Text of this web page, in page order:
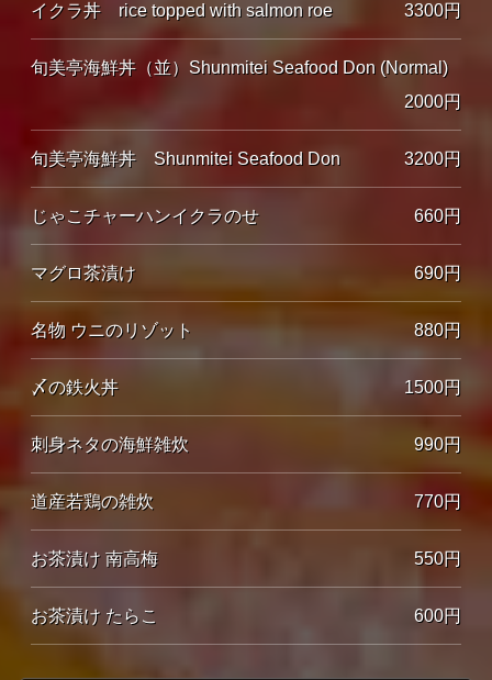
イクラ丼 rice topped with salmon roe 3300円
旬美亭海鮮丼（並）Shunmitei Seafood Don (Normal)
2000円
旬美亭海鮮丼 Shunmitei Seafood Don 3200円
じゃこチャーハンイクラのせ 660円
マグロ茶漬け 690円
名物 ウニのリゾット 880円
〆の鉄火丼 1500円
刺身ネタの海鮮雑炊 990円
道産若鶏の雑炊 770円
お茶漬け 南高梅 550円
お茶漬け たらこ 600円